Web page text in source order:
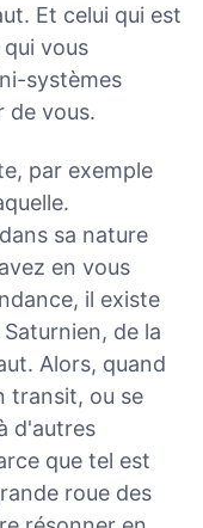
Et celui qui est
vous
systèmes
de vous.
par exemple
sa nature
en vous
il existe
de la
Alors, quand
transit, ou se
d'autres
que tel est
roue des